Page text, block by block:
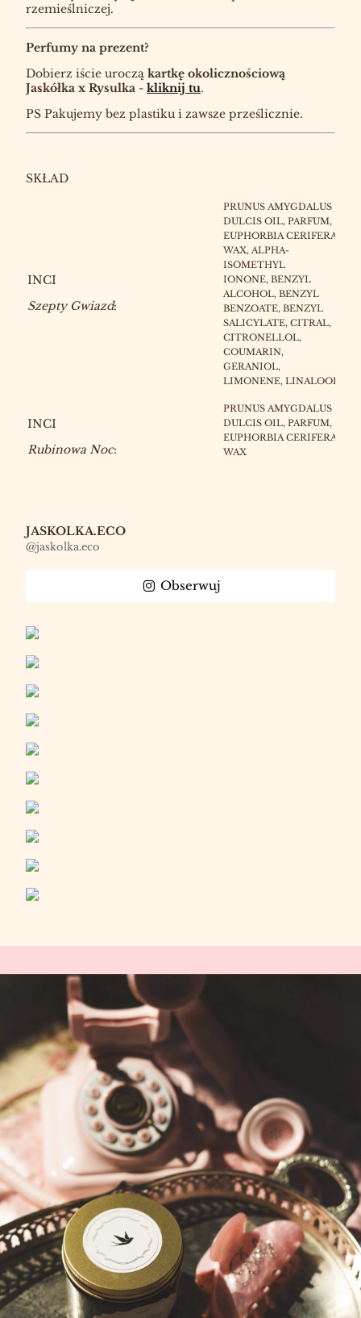
rzemieślniczej.
Perfumy na prezent?
Dobierz iście uroczą kartkę okolicznościową
Jaskółka x Rysulka - kliknij tu.
PS Pakujemy bez plastiku i zawsze prześlicznie.
SKŁAD
INCI
Szepty Gwiazd:
PRUNUS AMYGDALUS
DULCIS OIL, PARFUM,
EUPHORBIA CERIFERA
WAX, ALPHA-
ISOMETHYL
IONONE, BENZYL
ALCOHOL, BENZYL
BENZOATE, BENZYL
SALICYLATE, CITRAL,
CITRONELLOL,
COUMARIN,
GERANIOL,
LIMONENE, LINALOOL
INCI
Rubinowa Noc:
PRUNUS AMYGDALUS
DULCIS OIL, PARFUM,
EUPHORBIA CERIFERA
WAX
JASKOLKA.ECO
@jaskolka.eco
Obserwuj